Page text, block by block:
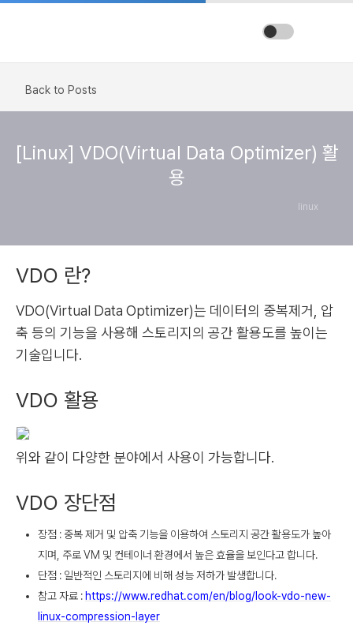
Back to Posts
[Linux] VDO(Virtual Data Optimizer) 활
용
linux
VDO 란?
VDO(Virtual Data Optimizer)는 데이터의 중복제거, 압
축 등의 기능을 사용해 스토리지의 공간 활용도를 높이는
기술입니다.
VDO 활용
위와 같이 다양한 분야에서 사용이 가능합니다.
VDO 장단점
장점 : 중복 제거 및 압축 기능을 이용하여 스토리지 공간 활용도가 높아
지며, 주로 VM 및 컨테이너 환경에서 높은 효율을 보인다고 합니다.
단점 : 일반적인 스토리지에 비해 성능 저하가 발생합니다.
참고 자료 : https://www.redhat.com/en/blog/look-vdo-new-
linux-compression-layer